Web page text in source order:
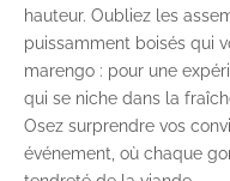
hauteur. Oubliez les
puissamment boisés qui
marengo : pour une
qui se niche dans la
Osez surprendre vos
événement, où chaque